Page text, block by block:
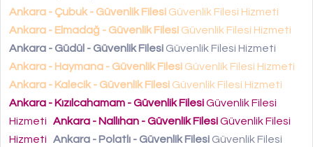
Ankara - Çubuk - Güvenlik Filesi Güvenlik Filesi Hizmeti
Ankara - Elmadağ - Güvenlik Filesi Güvenlik Filesi Hizmeti
Ankara - Güdül - Güvenlik Filesi Güvenlik Filesi Hizmeti
Ankara - Haymana - Güvenlik Filesi Güvenlik Filesi Hizmeti
Ankara - Kalecik - Güvenlik Filesi Güvenlik Filesi Hizmeti
Ankara - Kızılcahamam - Güvenlik FilesiGüvenlik Filesi
Hizmeti
Ankara - Nallıhan - Güvenlik FilesiGüvenlik Filesi
Hizmeti
Ankara - Polatlı - Güvenlik Filesi Güvenlik Filesi